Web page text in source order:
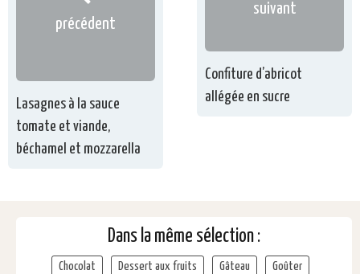
précédent
Lasagnes à la sauce
tomate et viande,
béchamel et mozzarella
suivant
Confiture d’abricot
allégée en sucre
Dans la même sélection :
Chocolat Dessert aux fruits Gâteau
Goûter